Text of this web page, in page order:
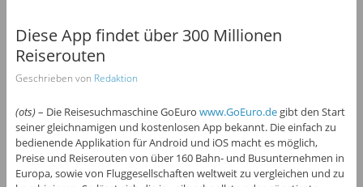
Diese App findet über 300 Millionen
Reiserouten
Geschrieben von Redaktion
(ots)– Die Reisesuchmaschine GoEuro www.GoEuro.degibt den Start
seiner gleichnamigen und kostenlosen App bekannt. Die einfach zu
bedienende Applikation für Android und iOS macht es möglich,
Preise und Reiserouten von über 160 Bahn- und Busunternehmen in
Europa, sowie von Fluggesellschaften weltweit zu vergleichen und zu